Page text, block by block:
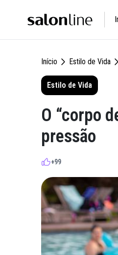
Início Estilo de Vida
Estilo de Vida
O “corpo
pressão
+99